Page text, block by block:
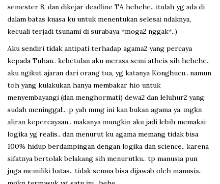
semester 8, dan dikejar deadline TA hehehe.. itulah yg ada di
dalam batas kuasa ku untuk menentukan selesai ndaknya,
kecuali terjadi tsunami di surabaya *moga2 nggak*..)
Aku sendiri tidak antipati terhadap agama2 yang percaya
kepada Tuhan.. kebetulan aku merasa semi atheis sih hehehe..
aku ngikut ajaran dari orang tua, yg katanya Konghucu.. namun
toh yang kulakukan hanya membakar hio untuk
menyembayangi (dan menghormati) dewa2 dan leluhur2 yang
sudah meninggal.. :p yah mmg ini kan bukan agama ya, mgkn
aliran kepercayaan.. makanya mungkin aku jadi lebih memakai
logika yg realis.. dan menurut ku agama memang tidak bisa
100% hidup berdampingan dengan logika dan science.. karena
sifatnya bertolak belakang sih menurutku.. tp manusia pun
juga memiliki batas.. tidak semua bisa dijawab oleh manusia..